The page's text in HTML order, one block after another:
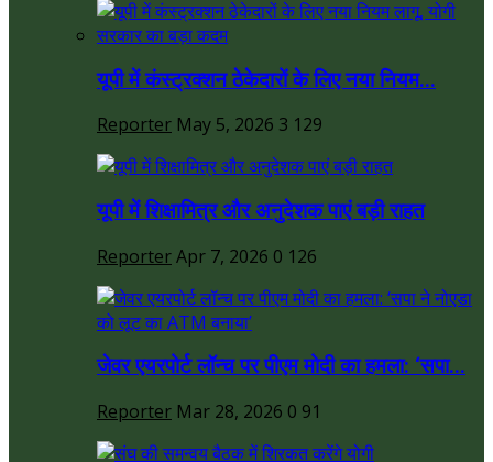
यूपी में कंस्ट्रक्शन ठेकेदारों के लिए नया नियम...
Reporter May 5, 2026 3 129
यूपी में शिक्षामित्र और अनुदेशक पाएं बड़ी राहत
ReporterApr 7, 2026 0 126
जेवर एयरपोर्ट लॉन्च पर पीएम मोदी का हमला: ‘सपा...
Reporter Mar 28, 2026 0 91